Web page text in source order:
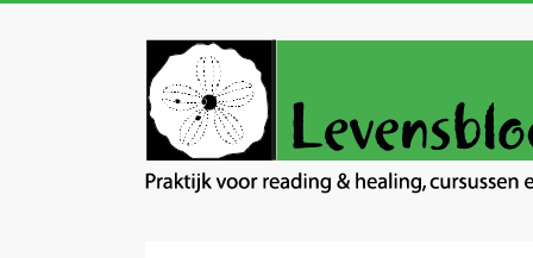
Levensbloem
Praktijk
voor
reading